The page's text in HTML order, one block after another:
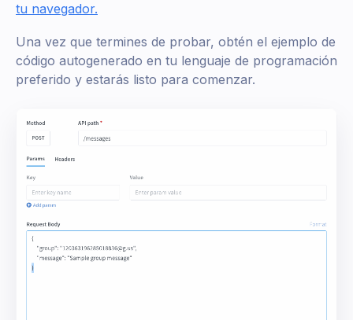
tu navegador.
Una vez que termines de probar, obtén el ejemplo de
código autogenerado en tu lenguaje de programación
preferido y estarás listo para comenzar.